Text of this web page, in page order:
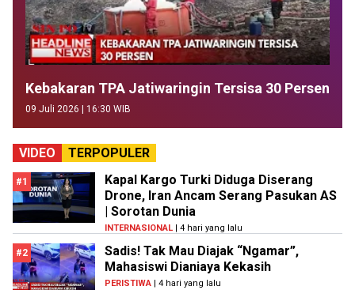
Kebakaran TPA Jatiwaringin Tersisa 30 Persen
09 Juli 2026 | 16:30 WIB
VIDEO TERPOPULER
#1
Kapal Kargo Turki Diduga Diserang
Drone, Iran Ancam Serang Pasukan AS
| Sorotan Dunia
INTERNASIONAL | 4 hari yang lalu
#2
Sadis! Tak Mau Diajak “Ngamar”,
Mahasiswi Dianiaya Kekasih
PERISTIWA | 4 hari yang lalu